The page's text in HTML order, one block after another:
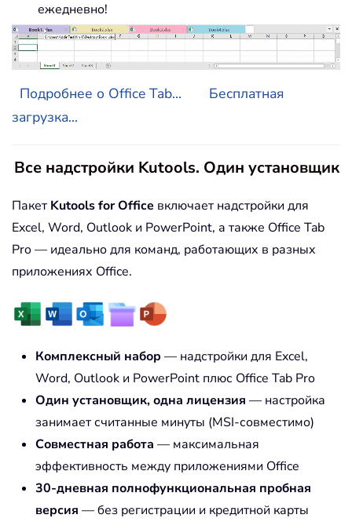
ежедневно!
Подробнее о Office Tab...
Бесплатная
загрузка...
Все надстройки Kutools. Один установщик
Пакет Kutools for Office включает надстройки для
Excel, Word, Outlook и PowerPoint, а также Office Tab
Pro — идеально для команд, работающих в разных
приложениях Office.
Комплексный набор — надстройки для Excel,
Word, Outlook и PowerPoint плюс Office Tab Pro
Один установщик, одна лицензия — настройка
занимает считанные минуты (MSI-совместимо)
Совместная работа — максимальная
эффективность между приложениями Office
30-дневная полнофункциональная пробная
версия — без регистрации и кредитной карты